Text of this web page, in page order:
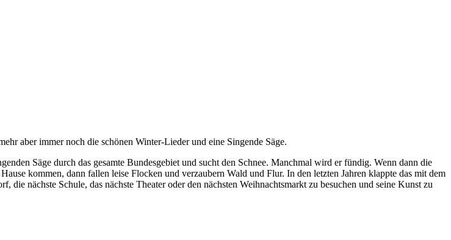
aber immer noch die schönen Winter-Lieder und eine Singende Säge.
Säge durch das gesamte Bundesgebiet und sucht den Schnee. Manchmal wird er fündig. Wenn dann die
kommen, dann fallen leise Flocken und verzaubern Wald und Flur. In den letzten Jahren klappte das mit dem
nächste Schule, das nächste Theater oder den nächsten Weihnachtsmarkt zu besuchen und seine Kunst zu